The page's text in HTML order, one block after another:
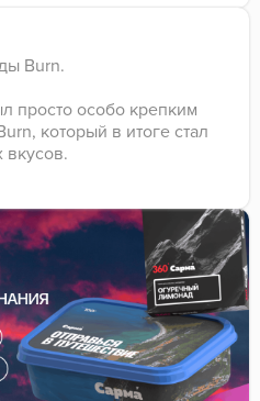
Burn.
просто особо крепким
который в итоге стал
вкусов.